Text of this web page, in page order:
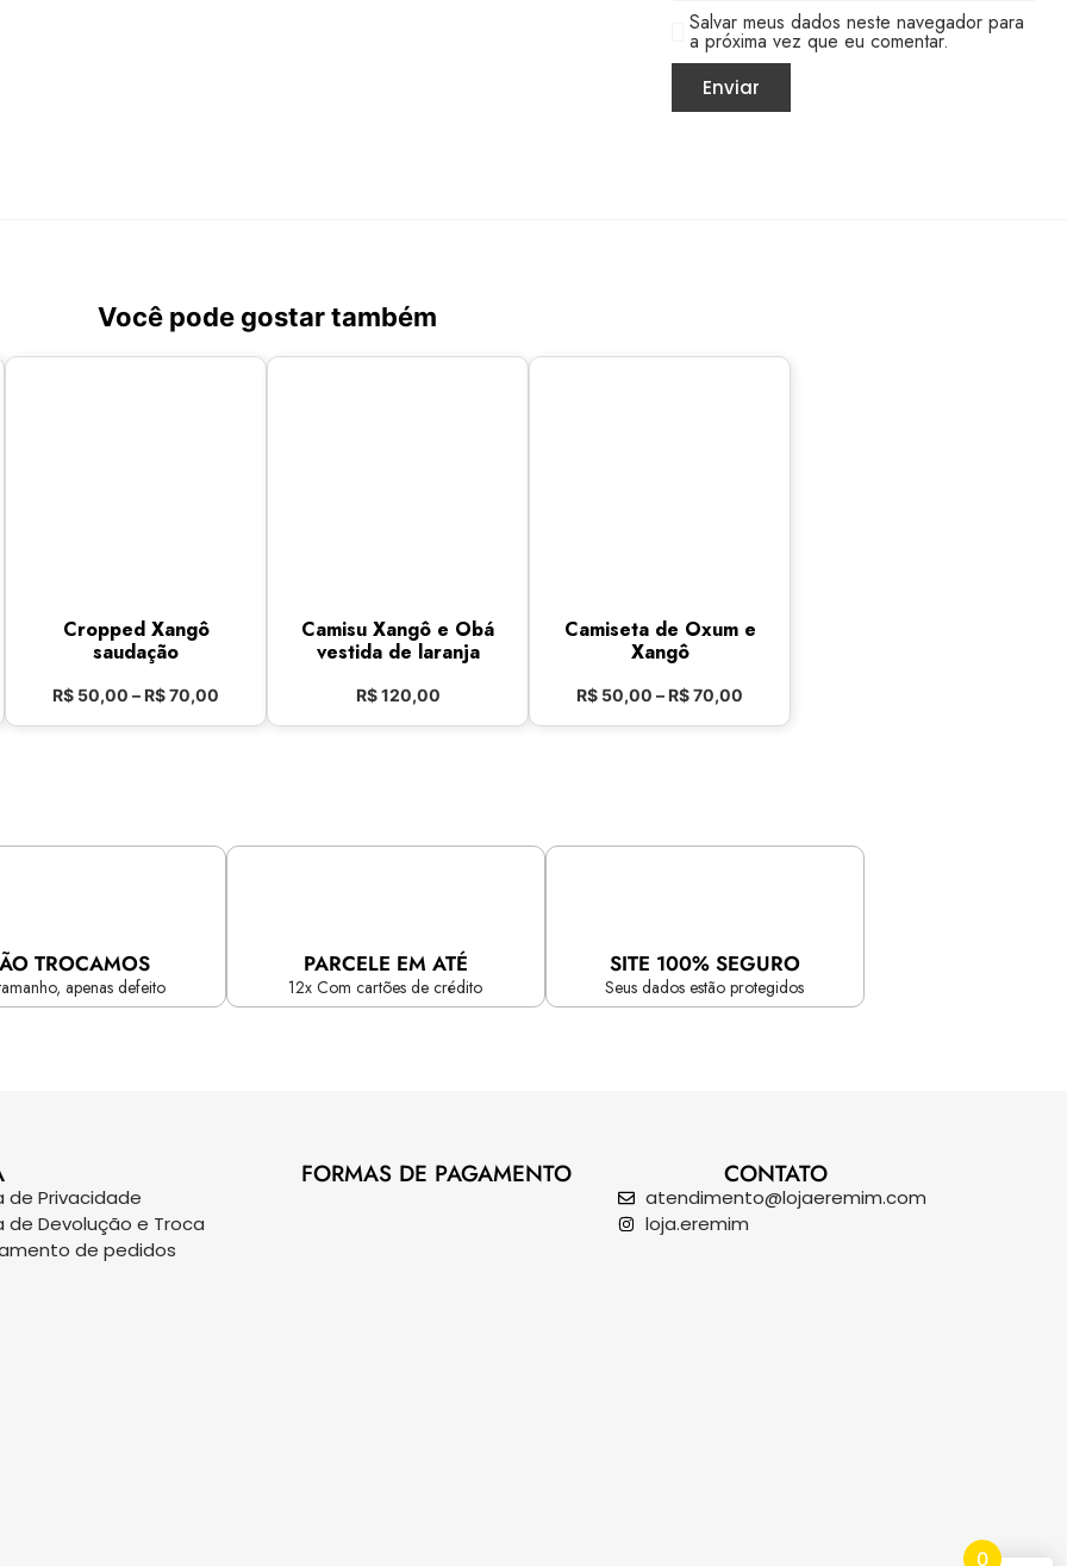
Salvar meus dados neste navegador para
a próxima vez que eu comentar.
Você pode gostar também
Cropped Xangô
saudação
R$ 50,00 –R$70,00
Camisu Xangô e Obá
vestida de laranja
R$120,00
Camiseta de Oxum e
Xangô
R$ 50,00 –R$70,00
TROCAMOS
apenas defeito
PARCELE EM ATÉ
12x Com cartões de crédito
SITE 100% SEGURO
Seus dados estão protegidos
de Privacidade
de Devolução e Troca
de pedidos
FORMAS DE PAGAMENTO CONTATO
atendimento@lojaeremim.com
loja.eremim
0